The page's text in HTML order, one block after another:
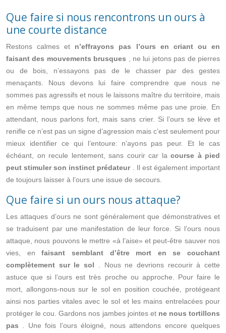
Que faire si nous rencontrons un ours à
une courte distance
Restons calmes et n’effrayons pas l’ours en criant ou en
faisant des mouvements brusques , ne lui jetons pas de pierres
ou de bois, n’essayons pas de le chasser par des gestes
menaçants. Nous devons lui faire comprendre que nous ne
sommes pas agressifs et nous le laissons maître du territoire, mais
en même temps que nous ne sommes même pas une proie. En
attendant, nous parlons fort, mais sans crier. Si l’ours se lève et
renifle ce n’est pas un signe d’agression mais c’est seulement pour
mieux identifier ce qui l’entoure: n’ayons pas peur. Et le cas
échéant, on recule lentement, sans courir car la course à pied
peut stimuler son instinct prédateur. Il est également important
de toujours laisser à l’ours une issue de secours.
Que faire si un ours nous attaque?
Les attaques d’ours ne sont généralement que démonstratives et
se traduisent par une manifestation de leur force. Si l’ours nous
attaque, nous pouvons le mettre «à l’aise» et peut-être sauver nos
vies, enfaisant semblant d’être mort en se couchant
complètement sur le sol . Nous ne devrions recourir à cette
astuce que si l’ours est très proche ou approche. Pour faire le
mort, allongons-nous sur le sol en position couchée, protégeant
ainsi nos parties vitales avec le sol et les mains entrelacées pour
protéger le cou. Gardons nos jambes jointes et ne nous tortillons
pas . Une fois l’ours éloigné, nous attendons encore quelques